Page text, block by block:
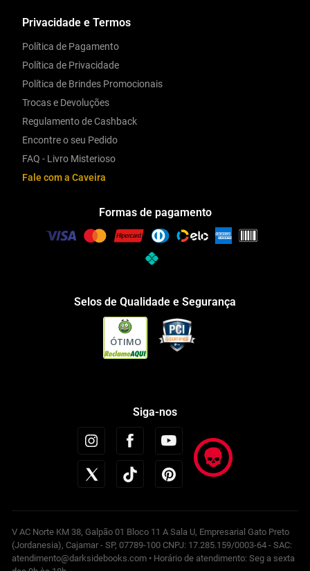
Privacidade e Termos
Política de Pagamento
Política de Privacidade
Política de Brindes Promocionais
Trocas e Devoluções
Regulamento de Cashback
Encontre o seu Pedido
FAQ - Livro Misterioso
Fale com a Caveira
Formas de pagamento
Selos de Qualidade e Segurança
ÓTIMO
Siga-nos
V AC Norte KM 38, Galpão 01 Bloco 11 A Sala U, Empresarial Gato Preto
(Jordanesia), Cajamar - SP, 07789-100 CNPJ: 17.285.159/0003-64 - SAC:
atendimento@darksidebooks.com • Horário de atendimento: Seg a sexta